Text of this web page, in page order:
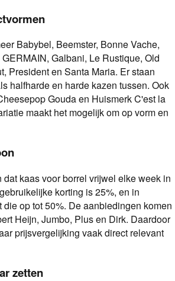
Babybel, Beemster, Bonne Vache,
Galbani, Le Rustique, Old
President en Santa Maria. Er staan
halfharde en harde kazen tussen. Ook
Gouda en Huismerk C'est la
maakt het mogelijk om op vorm en
kaas voor borrel vrijwel elke week in
korting is 25%, en in
op tot 50%. De aanbiedingen komen
Heijn, Jumbo, Plus en Dirk. Daardoor
prijsvergelijking vaak direct relevant
zetten